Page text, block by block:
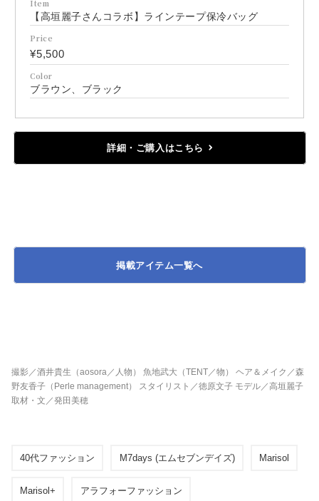
Item
【高垣麗子さんコラボ】ラインテープ保冷バッグ
Price
¥5,500
Color
ブラウン、ブラック
詳細・ご購入はこちら
掲載アイテム一覧へ
撮影／酒井貴生（aosora／人物） 魚地武大（TENT／物） ヘア＆メイク／森
野友香子（Perle management） スタイリスト／徳原文子 モデル／高垣麗子
取材・文／発田美穂
40代ファッション M7days (エムセブンデイズ) Marisol
Marisol+ アラフォーファッション